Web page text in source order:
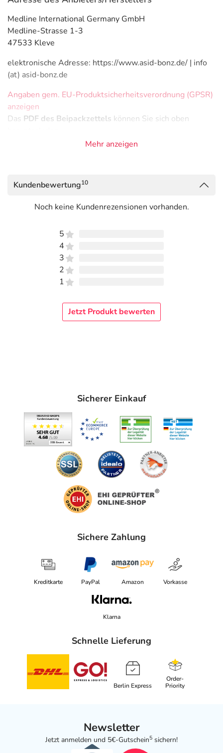
Medline International Germany GmbH
Medline-Strasse 1-3
47533 Kleve
elektronische Adresse: https://www.asid-bonz.de/ | info
(at) asid-bonz.de
Angaben gem. EU-Produktsicherheitsverordnung (GPSR)
anzeigen
Das PDF des Beipackzettels können Sie sich oben
Mehr anzeigen
Kundenbewertung10
Noch keine Kundenrezensionen vorhanden.
5
4
3
2
1
Jetzt Produkt bewerten
Sicherer Einkauf
Sichere Zahlung
Kreditkarte PayPal Amazon Vorkasse
Klarna
Schnelle Lieferung
Berlin Express
Order-
Priority
Newsletter
Jetzt anmelden und 5€-Gutschein5 sichern!